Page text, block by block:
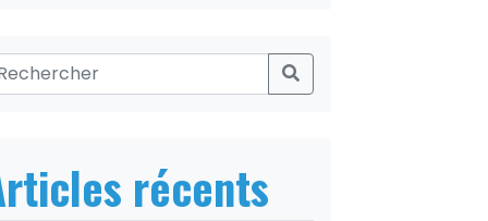
récents